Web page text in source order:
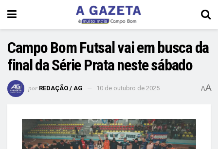
Campo Bom Futsal vai em busca da
final da Série Prata neste sábado
por REDAÇÃO / AG 10 de outubro de 2025 AA